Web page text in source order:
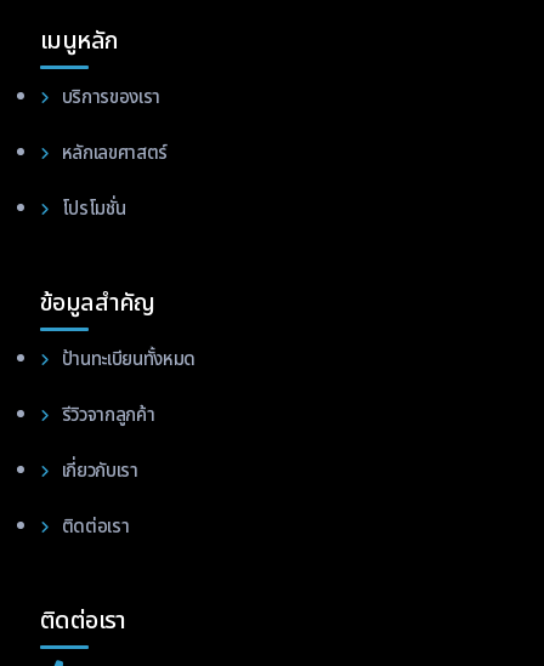
เมนูหลัก
บริการของเรา
หลักเลขศาสตร์
โปรโมชั่น
ข้อมูลสำคัญ
ป้านทะเบียนทั้งหมด
รีวิวจากลูกค้า
เกี่ยวกับเรา
ติดต่อเรา
ติดต่อเรา